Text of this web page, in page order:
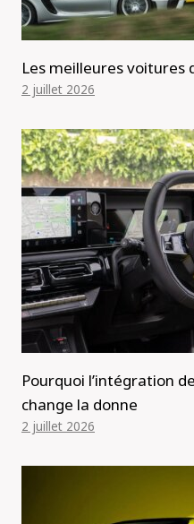
Les meilleures voitures
2 juillet 2026
Pourquoi l’intégration
change la donne
2 juillet 2026